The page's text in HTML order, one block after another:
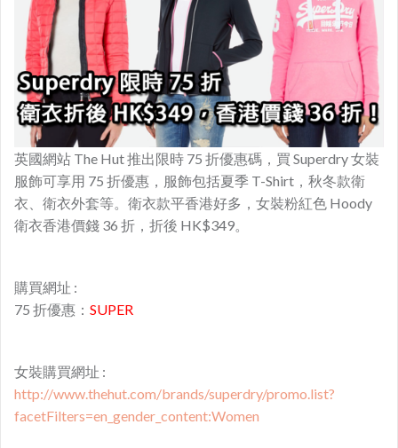
英國網站 The Hut 推出限時 75 折優惠碼，買 Superdry 女裝
服飾可享用 75 折優惠，服飾包括夏季 T-Shirt，秋冬款衛
衣、衛衣外套等。衛衣款平香港好多，女裝粉紅色 Hoody
衛衣香港價錢 36 折，折後 HK$349。
購買網址 :
75 折優惠： SUPER
女裝購買網址 :
http://www.thehut.com/brands/superdry/promo.list?
facetFilters=en_gender_content:Women